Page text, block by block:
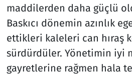
maddilerden daha güçlü
Baskıcı dönemin azınlık
ettikleri kaleleri can hıraş
sürdürdüler. Yönetimin iyi
gayretlerine rağmen hala